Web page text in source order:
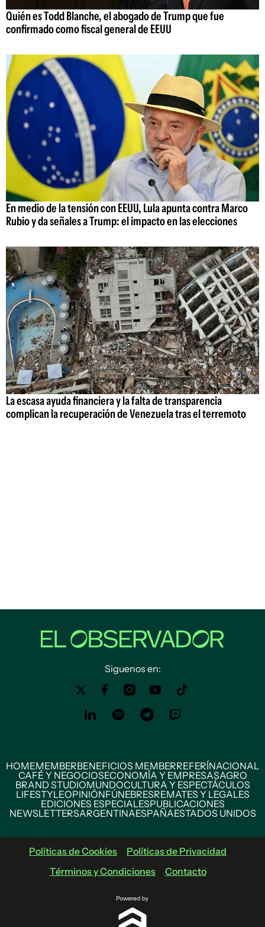
Quién es Todd Blanche, el abogado de Trump que fue
confirmado como fiscal general de EEUU
En medio de la tensión con EEUU, Lula apunta contra Marco
Rubio y da señales a Trump: el impacto en las elecciones
La escasa ayuda financiera y la falta de transparencia
complican la recuperación de Venezuela tras el terremoto
Siguenos en:
HOMEMEMBERBENEFICIOS MEMBERREFERÍNACIONAL
CAFÉ Y NEGOCIOSECONOMÍA Y EMPRESASAGRO
BRAND STUDIOMUNDOCULTURA Y ESPECTÁCULOS
LIFESTYLEOPINIÓNFÚNEBRESREMATES Y LEGALES
EDICIONES ESPECIALESPUBLICACIONES
NEWSLETTERSARGENTINAESPAÑAESTADOS UNIDOS
Políticas de Cookies
Políticas de Privacidad
Términos y Condiciones
Contacto